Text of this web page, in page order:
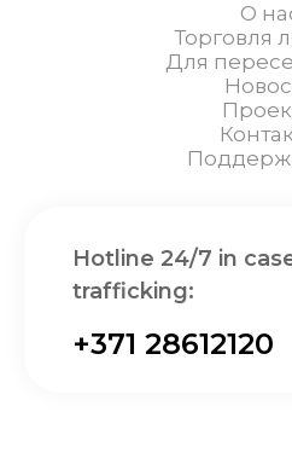
О
Торговля
Для
Hotline 24/7 in
trafficking:
+371 28612120